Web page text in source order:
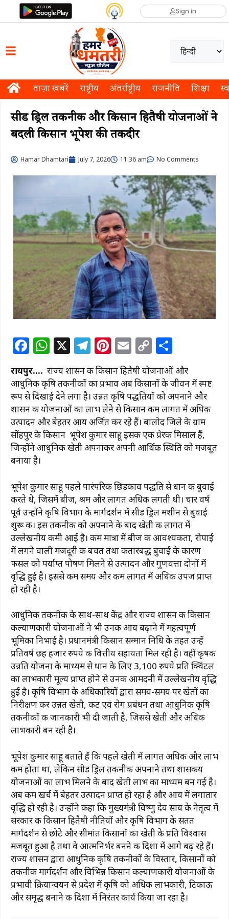
Sign in
ताज़ा खबरें राष्ट्रीय अंतर्राष्ट्रीय राजनीति शिक्षा
सीड ड्रिल तकनीक और किसान हितैषी योजनाओं ने
बदली किसान भूपेश की तकदीर
Hamar Dhamtari July 7, 2026 11:36 am No Comments
F
c
e
b
o
o
k
W
at
s
A
p
p
X T
el
e
g
ra
m
Pi
n
te
re
st
E
m
ai
l
C
p
y
Li
n
k
h
ar
e
रायपुर…. राज्य शासन की किसान हितैषी योजनाओं और
आधुनिक कृषि तकनीकों का प्रभाव अब किसानों के जीवन में स्पष्ट
रूप से दिखाई देने लगा है। उन्नत कृषि पद्धतियों को अपनाने और
शासन की योजनाओं का लाभ लेने से किसान कम लागत में अधिक
उत्पादन और बेहतर आय अर्जित कर रहे हैं। बालोद जिले के ग्राम
सोंहपुर के किसान भूपेश कुमार साहू इसकी एक प्रेरक मिसाल हैं,
जिन्होंने आधुनिक खेती अपनाकर अपनी आर्थिक स्थिति को मजबूत
बनाया है।
भूपेश कुमार साहू पहले पारंपरिक छिड़काव पद्धति से धान की बुवाई
करते थे, जिसमें बीज, श्रम और लागत अधिक लगती थी। चार वर्ष
पूर्व उन्होंने कृषि विभाग के मार्गदर्शन में सीड ड्रिल मशीन से बुवाई
शुरू की। इस तकनीक को अपनाने के बाद खेती की लागत में
उल्लेखनीय कमी आई है। कम मात्रा में बीज की आवश्यकता, रोपाई
में लगने वाली मजदूरी की बचत तथा कतारबद्ध बुवाई के कारण
फसल को पर्याप्त पोषण मिलने से उत्पादन और गुणवत्ता दोनों में
वृद्धि हुई है। इससे कम समय और कम लागत में अधिक उपज प्राप्त
हो रही है।
आधुनिक तकनीक के साथ-साथ केंद्र और राज्य शासन की किसान
कल्याणकारी योजनाओं ने भी उनकी आय बढ़ाने में महत्वपूर्ण
भूमिका निभाई है। प्रधानमंत्री किसान सम्मान निधि के तहत उन्हें
प्रतिवर्ष छह हजार रुपये की वित्तीय सहायता मिल रही है। वहीं कृषक
उन्नति योजना के माध्यम से धान के लिए 3,100 रुपये प्रति क्विंटल
का लाभकारी मूल्य प्राप्त होने से उनकी आमदनी में उल्लेखनीय वृद्धि
हुई है। कृषि विभाग के अधिकारियों द्वारा समय-समय पर खेतों का
निरीक्षण कर उन्नत खेती, कीट एवं रोग प्रबंधन तथा आधुनिक कृषि
तकनीकों की जानकारी भी दी जाती है, जिससे खेती और अधिक
लाभकारी बन रही है।
भूपेश कुमार साहू बताते हैं कि पहले खेती में लागत अधिक और लाभ
कम होता था, लेकिन सीड ड्रिल तकनीक अपनाने तथा शासकीय
योजनाओं का लाभ मिलने के बाद खेती लाभ का माध्यम बन गई है।
अब कम खर्च में बेहतर उत्पादन प्राप्त हो रहा है और आय में लगातार
वृद्धि हो रही है। उन्होंने कहा कि मुख्यमंत्री विष्णु देव साय के नेतृत्व में
सरकार की किसान हितैषी नीतियों और कृषि विभाग के सतत
मार्गदर्शन से छोटे और सीमांत किसानों का खेती के प्रति विश्वास
मजबूत हुआ है तथा वे आत्मनिर्भर बनने की दिशा में आगे बढ़ रहे हैं।
राज्य शासन द्वारा आधुनिक कृषि तकनीकों के विस्तार, किसानों को
तकनीकी मार्गदर्शन और विभिन्न किसान कल्याणकारी योजनाओं के
प्रभावी क्रियान्वयन से प्रदेश में कृषि को अधिक लाभकारी, टिकाऊ
और समृद्ध बनाने की दिशा में निरंतर कार्य किया जा रहा है।